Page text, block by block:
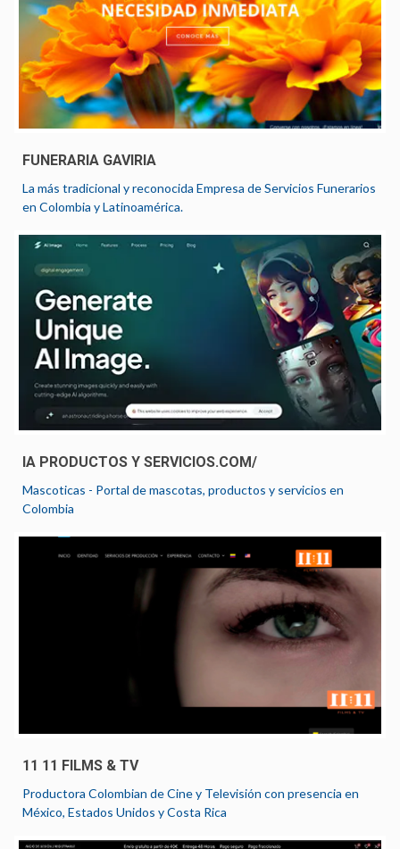
FUNERARIA GAVIRIA
La más tradicional y reconocida Empresa de Servicios Funerarios
en Colombia y Latinoamérica.
IA PRODUCTOS Y SERVICIOS.COM/
Mascoticas - Portal de mascotas, productos y servicios en
Colombia
11 11 FILMS & TV
Productora Colombian de Cine y Televisión con presencia en
México, Estados Unidos y Costa Rica